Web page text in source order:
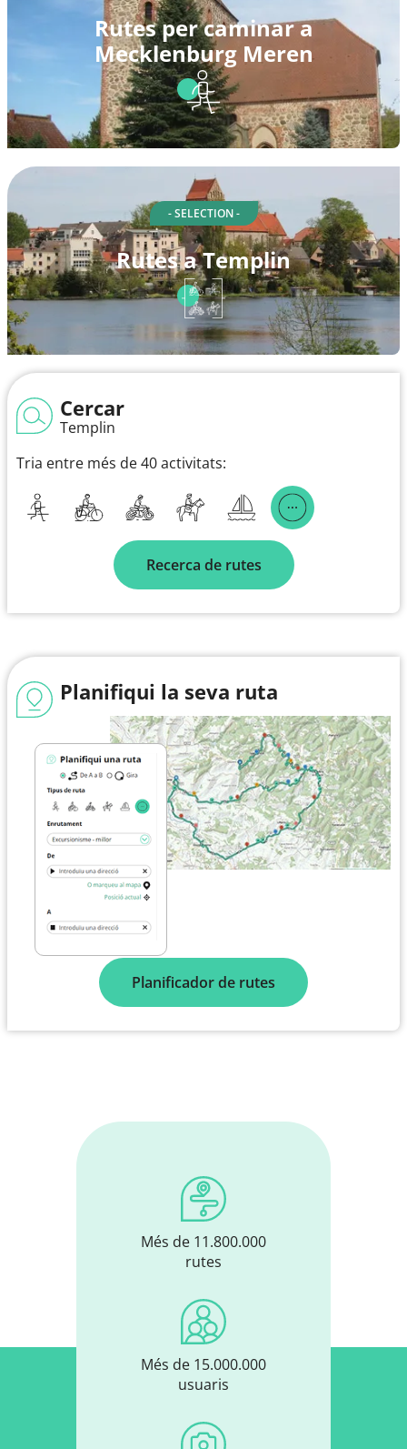
Rutes per caminar a
Mecklenburg Meren
- SELECTION -
Rutes a Templin
Cercar
Templin
Tria entre més de 40 activitats:
Recerca de rutes
Planifiqui la seva ruta
Planificador de rutes
Més de 11.800.000
rutes
Més de 15.000.000
usuaris